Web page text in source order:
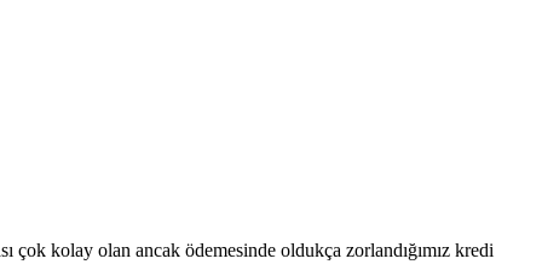
çok kolay olan ancak ödemesinde oldukça zorlandığımız kredi